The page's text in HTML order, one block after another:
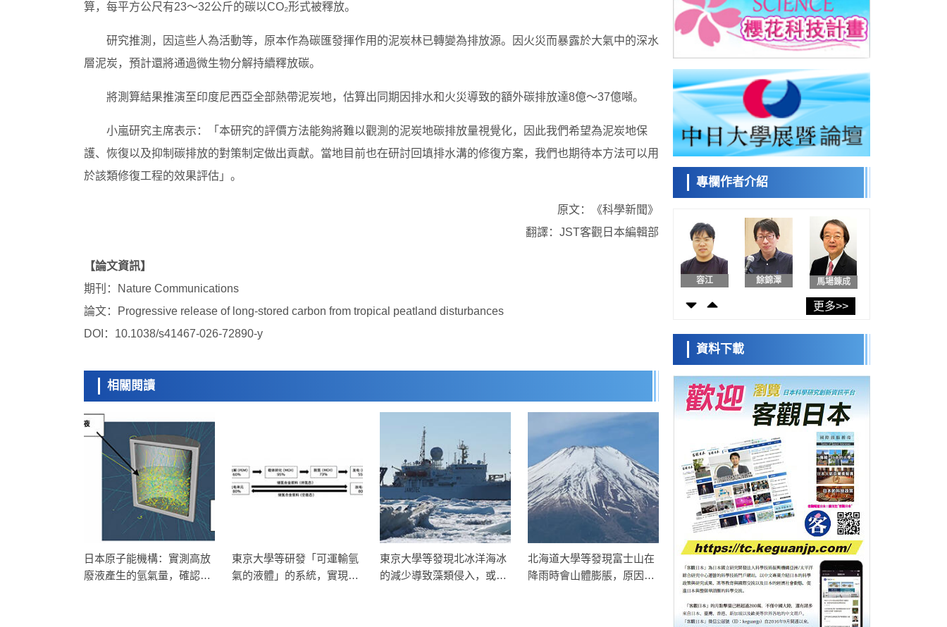
算，每平方公尺有23～32公斤的碳以CO₂形式被釋放。
研究推測，因這些人為活動等，原本作為碳匯發揮作用的泥炭林已轉變為排放源。因火災而暴露於大氣中的深水
層泥炭，預計還將通過微生物分解持續釋放碳。
將測算結果推演至印度尼西亞全部熱帶泥炭地，估算出同期因排水和火災導致的額外碳排放達8億～37億噸。
小嵐研究主席表示：「本研究的評價方法能夠將難以觀測的泥炭地碳排放量視覺化，因此我們希望為泥炭地保
護、恢復以及抑制碳排放的對策制定做出貢獻。當地目前也在研討回填排水溝的修復方案，我們也期待本方法可以用
於該類修復工程的效果評估」。
原文：《科學新聞》
翻譯：JST客觀日本編輯部
【論文資訊】
期刊：Nature Communications
論文：Progressive release of long-stored carbon from tropical peatland disturbances
DOI：10.1038/s41467-026-72890-y
相關閱讀
日本原子能機構：實測高放
廢液產生的氫氣量，確認升
東京大學等研發「可運輸氫
氣的液體」的系統，實現
東京大學等發現北冰洋海冰
的減少導致藻類侵入，或將
北海道大學等發現富士山在
降雨時會山體膨脹，原因是
日本發布《令和8年版科學技術與創新白皮
書》，解讀第七期基本計畫首年度政策方向
科學研究
東京大學發現可誘導細胞死亡的新型信使物
質
科學研究
東京都健康長壽醫療中心跨器官揭示衰老過
程中的糖鏈變化
科學研究
產總研無需石油利用松脂製備石墨前驅體，
可作為電池電極材料
科學研究
東京大學和海上保安廳等發現南海海槽沿線
政策
日本第2次醫療研究開發調整費，根據一線實
科學研究
千葉大學鑑定出導致難治性疾病「肺高血壓
症」惡化的蛋白質「MYL9/12」，會引發血
管結構惡化
科學研究
京都大學高效生成光的構成單元「光子」，
可應用於量子電腦
開發出300億年僅誤差1秒的光晶格鐘，構建
經濟・社會
日本成立「以人為本AI聯盟」——力爭藉助
AI拓展社會公眾創造力，依託產學合作推進
研發
大阪大學開發出膜脂質視覺化工具，使脂質
探針的高效開發成為可能
科學研究
立教大學在試管內構建長鏈人工基因組DNA
自我複製系統，有望實現攜帶大量基因的人
工細胞
政策
日本科研費增設國際共同研究強化新類別，
促進青年研究人員赴海外開展研究
科學研究
京都大學高效生成光的構成單元「光子」，
可應用於量子電腦
科學研究
開發出300億年僅誤差1秒的光晶格鐘，構建
網路將其打造為次世代社會基礎設施
經濟・社會
日本成立「以人為本AI聯盟」——力爭藉助
AI拓展社會公眾創造力，依託產學合作推進
研發
科學研究
大阪大學開發出膜脂質視覺化工具，使脂質
專欄作者介紹
日本科學未
來館 科學交
流員
小岩井忠道 瀧川 進
容江 餘錦澤 馬場錬成
日本科學未
流員
戴維
更多>>
資料下載